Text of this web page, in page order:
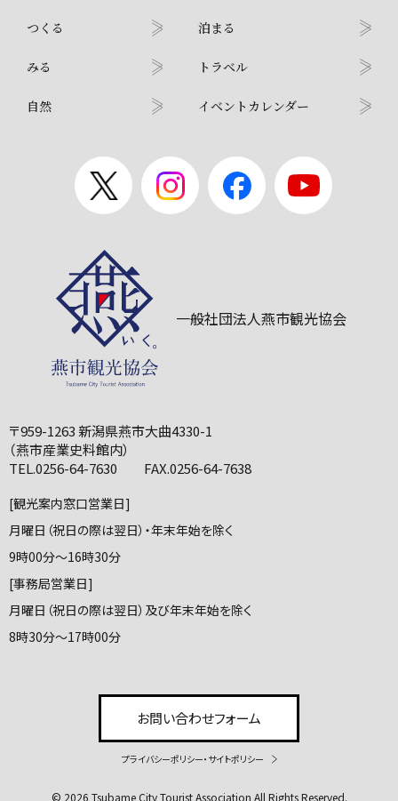
つくる
みる
自然
泊まる
トラベル
イベントカレンダー
一般社団法人燕市観光協会
〒959-1263 新潟県燕市大曲4330-1
（燕市産業史料館内）
TEL.0256-64-7630 FAX.0256-64-7638
[観光案内窓口営業日]
月曜日（祝日の際は翌日）・年末年始を除く
9時00分～16時30分
[事務局営業日]
月曜日（祝日の際は翌日）及び年末年始を除く
8時30分～17時00分
お問い合わせフォーム
プライバシーポリシー・サイトポリシー
© 2026 Tsubame City Tourist Association All Rights Reserved.